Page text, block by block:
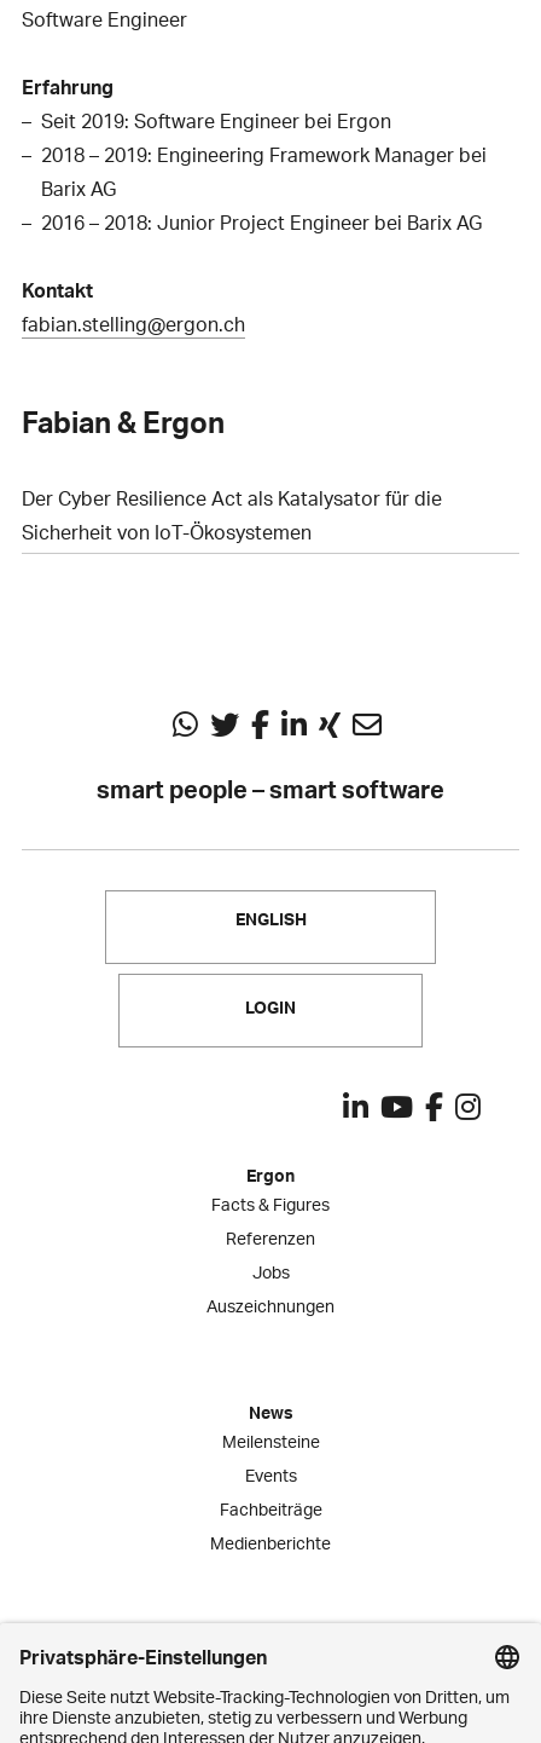
Software Engineer
Erfahrung
Seit 2019: Software Engineer bei Ergon
2018 – 2019: Engineering Framework Manager bei
Barix AG
2016 – 2018: Junior Project Engineer bei Barix AG
Kontakt
fabian.stelling@ergon.ch
Fabian & Ergon
Der Cyber Resilience Act als Katalysator für die
Sicherheit von IoT-Ökosystemen
smart people – smart software
ENGLISH
LOGIN
Ergon
Facts & Figures
Referenzen
Jobs
Auszeichnungen
News
Meilensteine
Events
Fachbeiträge
Medienberichte
Engagement
Praktika